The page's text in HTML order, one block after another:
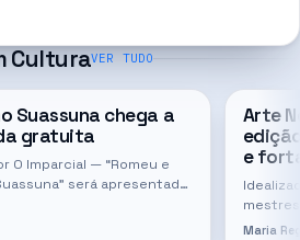
CulturaVER TUDO
Suassuna chega a
gratuita
O Imparcial — “Romeu e
será apresentado
UNINASSAU, com apoio
Arte
e
Maria